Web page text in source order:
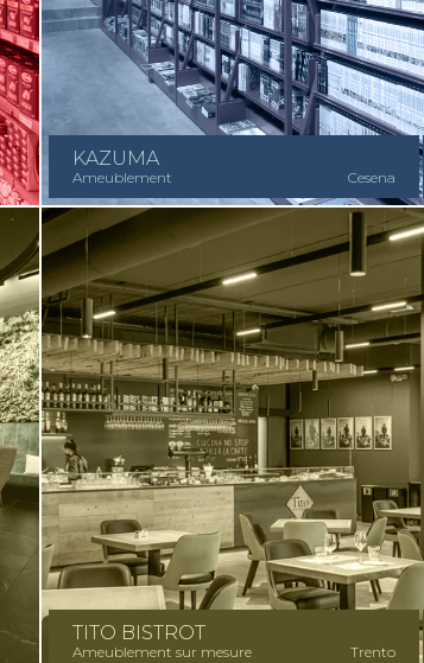
KAZUMA
Ameublement Cesena
TITO BISTROT
Ameublement sur mesure Trento